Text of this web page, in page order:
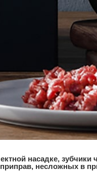
насадке, зубчики
несложных в